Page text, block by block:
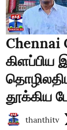
Chennai
தூக்கிய
thanthitv